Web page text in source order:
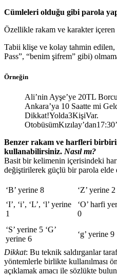
Cümleleri olduğu gibi parola
Özellikle rakam ve karakter içeren
Tabii klişe ve kolay tahmin
Pass”, “benim şifrem” gibi)
Örneğin
Ali’nin Ayşe’ye 20TL
Ankara’ya 10 Saatte mi
Dikkat!Yolda3KişiVar.
Benzer rakam ve harfleri
kullanabilirsiniz. Nasıl mı?
Basit bir kelimenin içerisindeki
değiştirilerek güçlü bir parola elde
‘B’ yerine 8 ‘Z’ yerine 2
‘I’, ‘i’, ‘L’, ‘l’ yerine
1
‘O’ harfi
0
‘S’ yerine 5 ‘G’
yerine 6
‘g’ yerine 9
Dikkat: Bu teknik saldırganlar
yöntemlerle birlikte kullanılması
açıklamak amacı ile sözlükte